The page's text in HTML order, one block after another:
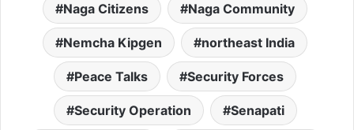
Naga Citizens Naga Community
Nemcha Kipgen northeast India
Peace Talks Security Forces
Security Operation Senapati